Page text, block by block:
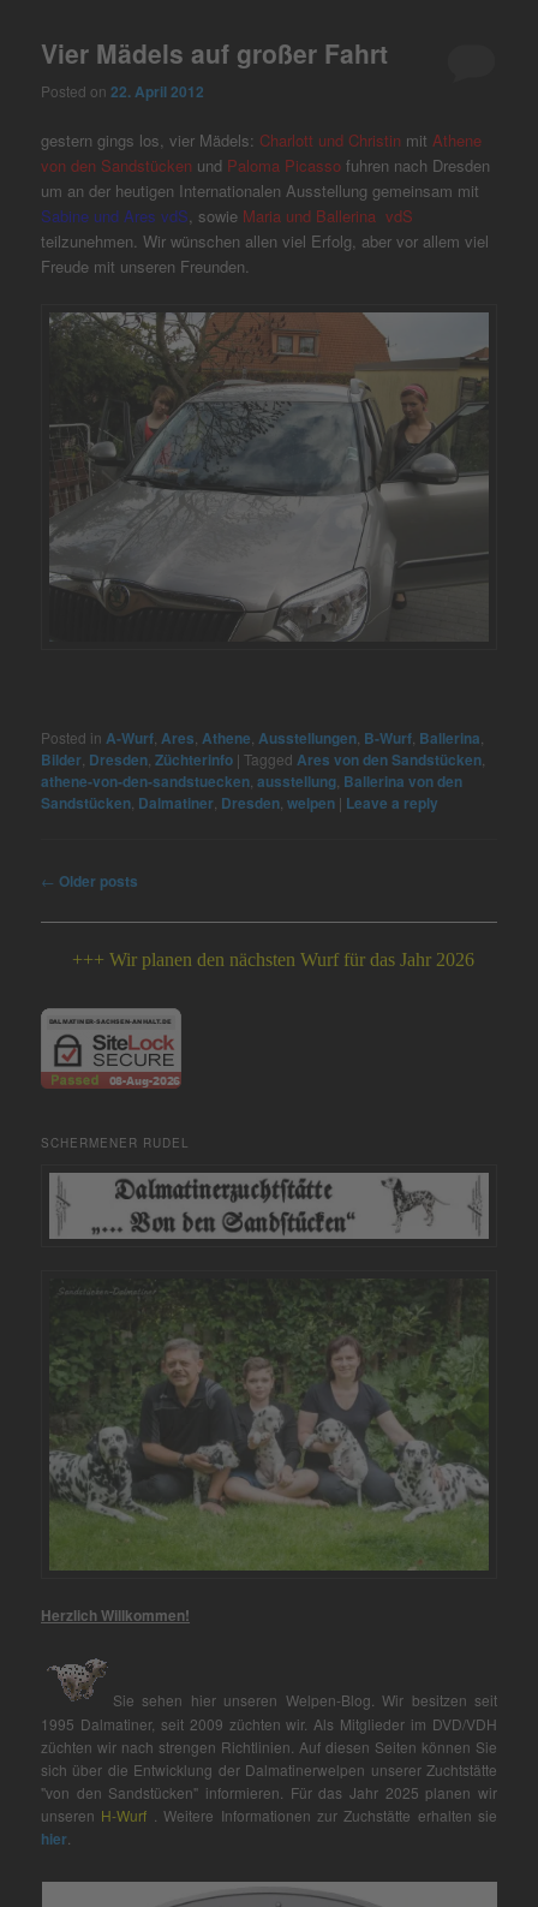
Vier Mädels auf großer Fahrt
Posted on22. April 2012
gestern gings los, vier Mädels:Charlott und Christin mit Athene
von den Sandstücken und Paloma Picasso fuhren nach Dresden
um an der heutigen Internationalen Ausstellung gemeinsam mit
Sabine und Ares vdS , sowie Maria und Ballerina vdS
teilzunehmen. Wir wünschen allen viel Erfolg, aber vor allem viel
Freude mit unseren Freunden.
Posted in A-Wurf Ares Athene Ausstellungen B-Wurf Ballerina
Bilder Dresden ,Züchterinfo |Tagged Ares von den Sandstücken
athene-von-den-sandstuecken ,ausstellung Ballerina von den
Sandstücken Dalmatiner Dresden ,welpen | Leave a reply
Post
← Older posts
Wir planen den nächsten Wurf für das Jahr 2026 +++
SCHERMENER RUDEL
Herzlich Willkommen!
Sie sehen hier unseren Welpen-Blog. Wir besitzen seit
1995 Dalmatiner, seit 2009 züchten wir. Als Mitglieder im DVD/VDH
züchten wir nach strengen Richtlinien. Auf diesen Seiten können Sie
sich über die Entwicklung der Dalmatinerwelpen unserer Zuchtstätte
"von den Sandstücken" informieren. Für das Jahr 2025 planen wir
unseren H-Wurf . Weitere Informationen zur Zuchstätte erhalten sie
hier